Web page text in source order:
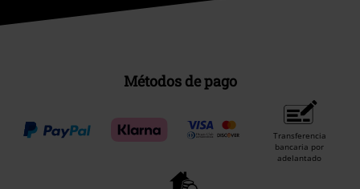
Métodos de pago
Transferencia
bancaria por
adelantado